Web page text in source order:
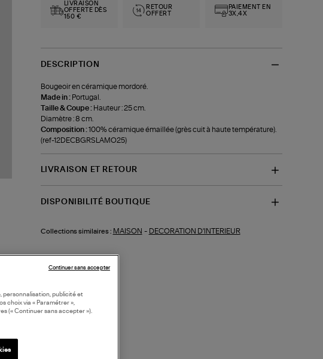
LIVRAISON
OFFERTE DÈS
150 €
RETOUR
OFFERT
PAIEMENT EN
3X,4X
DESCRIPTION
Bougeoir en céramique mordoré.
Made in : Portugal.
Taille & Coupe : Hauteur : 25 cm.
Diamètre : 8 cm.
Composition :100% céramique émaillée (grès cuit à haute température).
(ref-12DECBGRSLAMO25)
LIVRAISON ET RETOUR
DISPONIBILITÉ BOUTIQUE
Collections similaires : MAISON - DECORATION D'INTERIEUR
personnalisation, publicité et
choix via « Paramétrer »,
(« Continuer sans accepter »).
Continuer sans accepter